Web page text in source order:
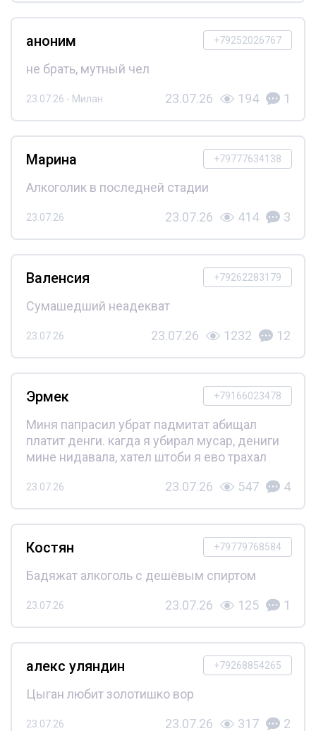
+79252026767
аноним
не брать, мутный чел
23.07.26 - Милан 23.07.26 194 1
+79777634138
Марина
Алкоголик в последней стадии
23.07.26 23.07.26 414 3
+79262283179
Валенсия
Сумашедший неадекват
23.07.26 23.07.26 1232 12
+79166023478
Эрмек
Миня папрасил убрат падмитат абищал
платит денги. кагда я убирал мусар, дениги
мине нидавала, хател штоби я ево трахал
23.07.26 23.07.26 547 4
+79779768584
Костян
Бадяжат алкоголь с дешёвым спиртом
23.07.26 23.07.26 125 1
+79268854265
алекс уляндин
Цыган любит золотишко вор
23.07.26 23.07.26 317 2